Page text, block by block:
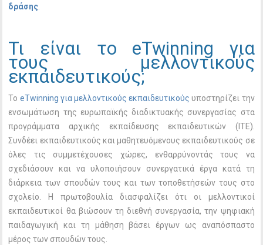
δράσης.
Τι είναι το eTwinning για
τους μελλοντικούς
εκπαιδευτικούς;
Το eTwinning για μελλοντικούς εκπαιδευτικούς υποστηρίζει την
ενσωμάτωση της ευρωπαϊκής διαδικτυακής συνεργασίας στα
προγράμματα αρχικής εκπαίδευσης εκπαιδευτικών (ITE).
Συνδέει εκπαιδευτικούς και μαθητευόμενους εκπαιδευτικούς σε
όλες τις συμμετέχουσες χώρες, ενθαρρύνοντάς τους να
σχεδιάσουν και να υλοποιήσουν συνεργατικά έργα κατά τη
διάρκεια των σπουδών τους και των τοποθετήσεών τους στο
σχολείο. Η πρωτοβουλία διασφαλίζει ότι οι μελλοντικοί
εκπαιδευτικοί θα βιώσουν τη διεθνή συνεργασία, την ψηφιακή
παιδαγωγική και τη μάθηση βάσει έργων ως αναπόσπαστο
μέρος των σπουδών τους.